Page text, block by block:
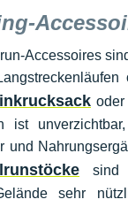
Accessoires
ist
und
sind
sehr